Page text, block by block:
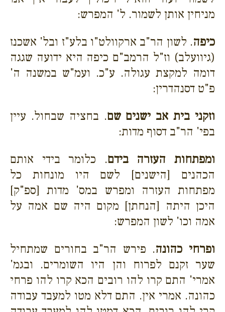
מניחין אותן לשמור. ל' המפרש:
כיפה. לשון הר"ב ארקוולט"ו בלע"ז ובל' אשכנז
(גיוועלב) וז"ל הרמב"ם כיפה היא ידועה שגגה
דומה למקצת עגולה. ע"כ. ועמ"ש במשנה ה'
פ"ט דסנהדרין:
וזקני בית אב ישנים שם. בחציה שבחול. עיין
בפי' הר"ב דסוף מדות:
ומפתחות העזרה בידם. כלומר בידי אותם
הכהנים [הישנים] לשם היו מונחות כל
מפתחות העזרה ומפרש במס' מדות [ספ"ק]
היכן היתה [הנחתן] מקום היה שם אמה על
אמה וכו' לשון המפרש:
ופרחי כהונה. פירש הר"ב בחורים שמתחיל
שער זקנם לפרוח והן היו השומרים. ובגמ'
אמרי' התם קרו להו רובים הכא קרו להו פרחי
כהונה. אמרי אין. התם דלא מטו למעבד עבודה